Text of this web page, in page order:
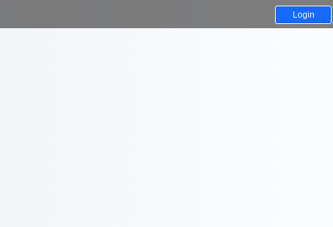
Login